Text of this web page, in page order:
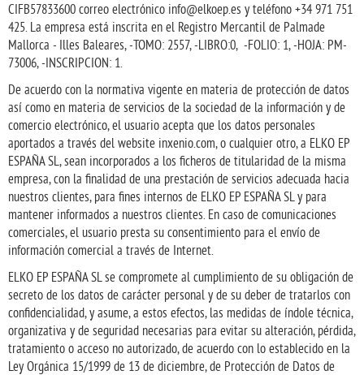
CIFB57833600 correo electrónico info@elkoep.es y teléfono +34 971 751
425. La empresa está inscrita en el Registro Mercantil de Palmade
Mallorca - Illes Baleares, -TOMO: 2557, -LIBRO:0, -FOLIO: 1, -HOJA: PM-
73006, -INSCRIPCION: 1.
De acuerdo con la normativa vigente en materia de protección de datos
así como en materia de servicios de la sociedad de la información y de
comercio electrónico, el usuario acepta que los datos personales
aportados a través del website inxenio.com, o cualquier otro, a ELKO EP
ESPAÑA SL, sean incorporados a los ficheros de titularidad de la misma
empresa, con la finalidad de una prestación de servicios adecuada hacia
nuestros clientes, para fines internos de ELKO EP ESPAÑA SL y para
mantener informados a nuestros clientes. En caso de comunicaciones
comerciales, el usuario presta su consentimiento para el envío de
información comercial a través de Internet.
ELKO EP ESPAÑA SL se compromete al cumplimiento de su obligación de
secreto de los datos de carácter personal y de su deber de tratarlos con
confidencialidad, y asume, a estos efectos, las medidas de índole técnica,
organizativa y de seguridad necesarias para evitar su alteración, pérdida,
tratamiento o acceso no autorizado, de acuerdo con lo establecido en la
Ley Orgánica 15/1999 de 13 de diciembre, de Protección de Datos de